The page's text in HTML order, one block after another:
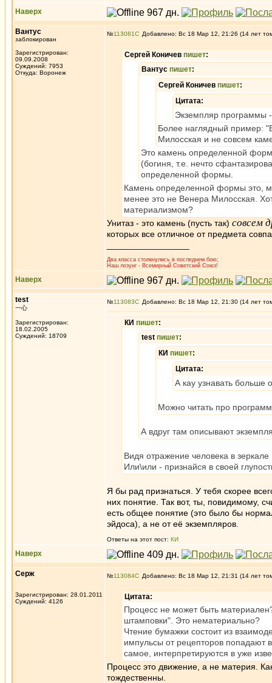
Наверх
Вантус
заблокирован
Зарегистрирован:
09.09.2008
Суждений: 7953
Откуда: Воронеж
№113081 Добавлено: Вс 18 Мар 12, 21:26 (14 лет
Сергей Коничев пишет:
Вантус пишет:
Сергей Коничев пишет:
Цитата:
Экземпляр программы
Более наглядный пример:
Милосская и не совсем
Это камень определенной
(богиня, т.е. нечто
определенной формы.
Камень определенной формы это,
менее это не Венера Милосская.
материализмом?
Унитаз - это камень (пусть так) совсем
которых все отличное от предмета
Два класса столкнулись в последнем бою;
Наш лозунг - Всемирный Советский Союз!
Наверх
test
一心
Зарегистрирован:
18.02.2005
Суждений: 18709
№113083 Добавлено: Вс 18 Мар 12, 21:30 (14 лет
КИ пишет:
test пишет:
КИ пишет:
Цитата:
А кау узнавать больше
Можно читать про
А вдруг там описывают
Видя отражение человека в
Или\или - признайся в своей
Я бы рад признаться. У тебя скорее
них понятие. Так вот, ты, повидимому,
есть общее понятие (это было бы
эйдоса), а не от её экземпляров.
Ответы на этот пост: КИ
Наверх
Серж
Зарегистрирован: 28.01.2011
Суждений: 4126
№113084 Добавлено: Вс 18 Мар 12, 21:31 (14 лет
Цитата:
Процесс не может быть
штамповки". Это нематериально?
Чтение бумажки состоит из
импульсы от рецепторов попадают
самое, интерпретируются в уже
Процесс это движение, а не материя.
тождественны.